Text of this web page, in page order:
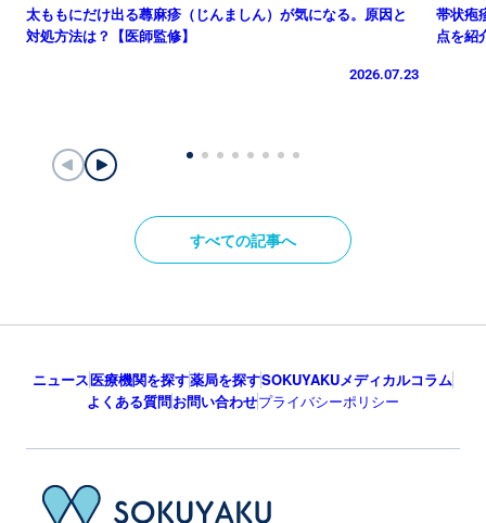
太ももにだけ出る蕁麻疹（じんましん）が気になる。原因と
対処方法は？【医師監修】
2026.07.23
帯状疱
点を紹
すべての記事へ
ニュース医療機関を探す薬局を探すSOKUYAKUメディカルコラム
よくある質問お問い合わせプライバシーポリシー